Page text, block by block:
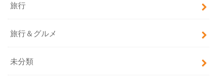
旅行
旅行＆グルメ
未分類